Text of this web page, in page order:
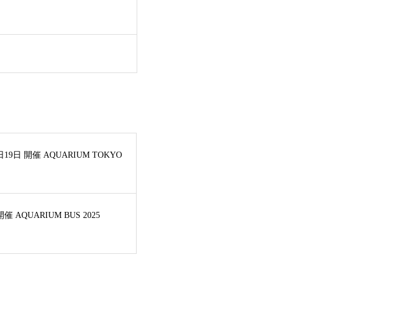
19日 開催 AQUARIUM TOKYO
催 AQUARIUM BUS 2025